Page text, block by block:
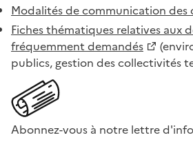
Modalités de communication des
Fiches thématiques relatives aux
fréquemment demandés
publics, gestion des collectivités
Abonnez-vous à notre lettre